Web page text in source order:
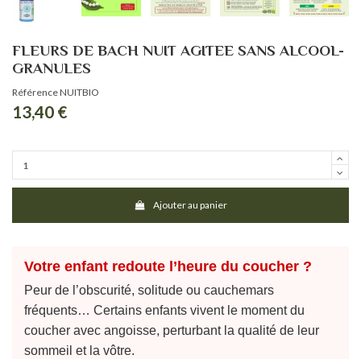
FLEURS DE BACH NUIT AGITEE SANS ALCOOL-
GRANULES
RéférenceNUITBIO
13,40 €
Ajouter au panier
Votre enfant redoute l’heure du coucher ?
Peur de l’obscurité, solitude ou cauchemars
fréquents… Certains enfants vivent le moment du
coucher avec angoisse, perturbant la qualité de leur
sommeil et la vôtre.